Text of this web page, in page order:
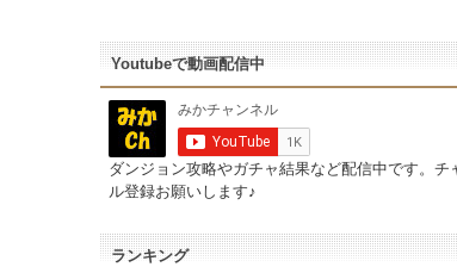
Youtubeで動画配信中
ダンジョン攻略やガチャ結果など配信中です。チ
ル登録お願いします♪
ランキング